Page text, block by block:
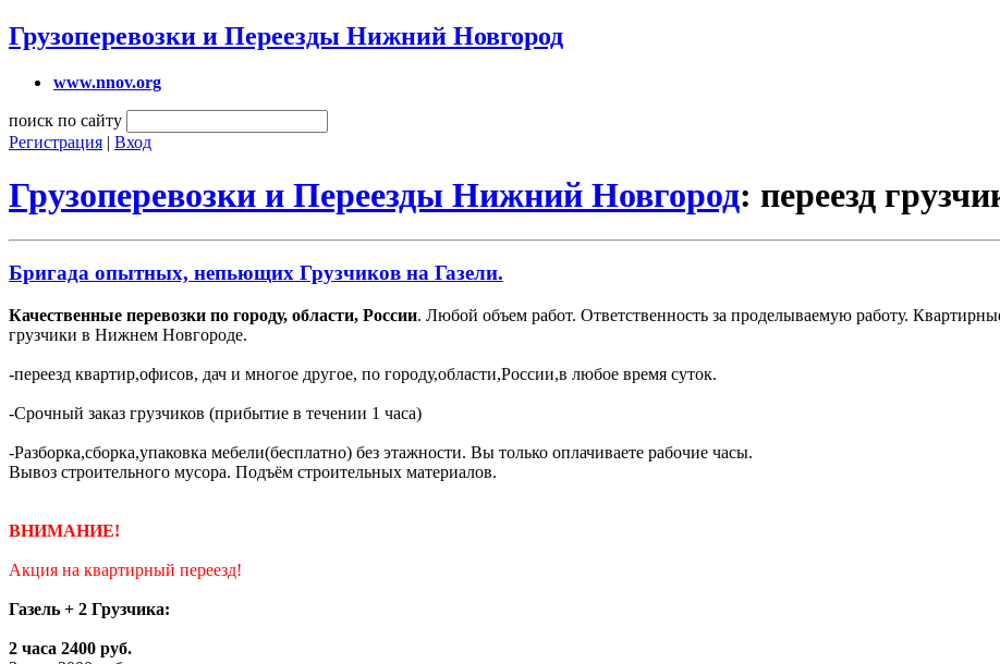
Грузоперевозки и Переезды Нижний Новгород
www.nnov.org
поиск по сайту
Регистрация | Вход
Грузоперевозки и Переезды Нижний Новгород: переезд
Бригада опытных, непьющих Грузчиков на Газели.
Качественные перевозки по городу, области, России. Любой объем работ. Ответственность за проделываемую работу.
грузчики в Нижнем Новгороде.
-переезд квартир,офисов, дач и многое другое, по городу,области,России,в любое время суток.
-Срочный заказ грузчиков (прибытие в течении 1 часа)
-Разборка,сборка,упаковка мебели(бесплатно) без этажности. Вы только оплачиваете рабочие часы.
Вывоз строительного мусора. Подъём строительных материалов.
ВНИМАНИЕ!
Акция на квартирный переезд!
Газель + 2 Грузчика:
2 часа 2400 руб.